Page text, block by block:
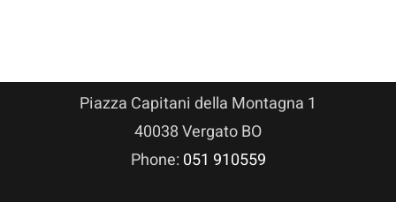
Piazza Capitani della Montagna 1
40038 Vergato BO
Phone: 051 910559